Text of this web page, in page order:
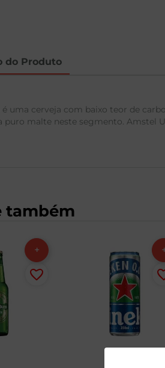
do Produto
é uma cerveja com baixo teor de
puro malte neste segmento. Amstel
também